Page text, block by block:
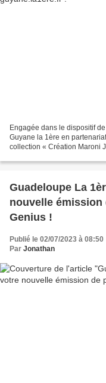
Engagée dans le dispositif de
Guyane la 1ère en
collection « Création Maroni
Guadeloupe La
nouvelle émission
Genius !
Publié le 02/07/2023 à 08:50
Par Jonathan